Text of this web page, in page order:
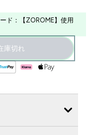
ド：【ZOROME】使用
庫切れ